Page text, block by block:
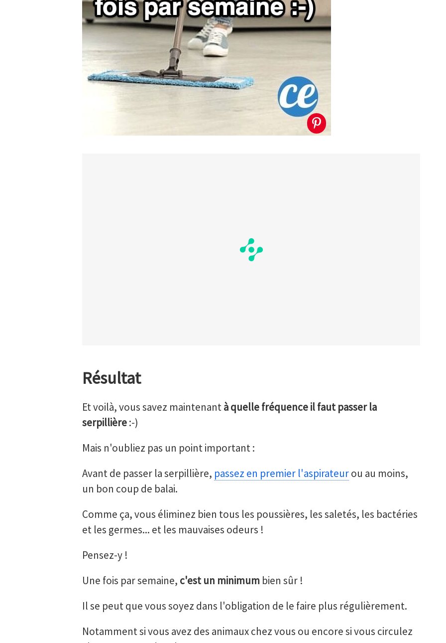
Résultat
Et voilà, vous savez maintenantà quelle fréquence il faut passer la
serpillière:-)
Mais n'oubliez pas un point important :
Avant de passer la serpillière, passez en premier l'aspirateurou au moins,
un bon coup de balai.
Comme ça, vous éliminez bien tous les poussières, les saletés, les bactéries
et les germes... et les mauvaises odeurs !
Pensez-y !
Une fois par semaine, c'est un minimum bien sûr !
Il se peut que vous soyez dans l'obligation de le faire plus régulièrement.
Notamment si vous avez des animaux chez vous ou encore si vous circulez